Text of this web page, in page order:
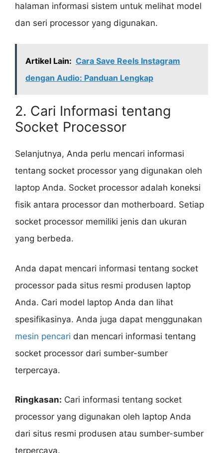
halaman informasi sistem untuk melihat model
dan seri processor yang digunakan.
Artikel Lain: Cara Save Reels Instagram
dengan Audio: Panduan Lengkap
2. Cari Informasi tentang
Socket Processor
Selanjutnya, Anda perlu mencari informasi
tentang socket processor yang digunakan oleh
laptop Anda. Socket processor adalah koneksi
fisik antara processor dan motherboard. Setiap
socket processor memiliki jenis dan ukuran
yang berbeda.
Anda dapat mencari informasi tentang socket
processor pada situs resmi produsen laptop
Anda. Cari model laptop Anda dan lihat
spesifikasinya. Anda juga dapat menggunakan
mesin pencari dan mencari informasi tentang
socket processor dari sumber-sumber
terpercaya.
Ringkasan: Cari informasi tentang socket
processor yang digunakan oleh laptop Anda
dari situs resmi produsen atau sumber-sumber
terpercaya.